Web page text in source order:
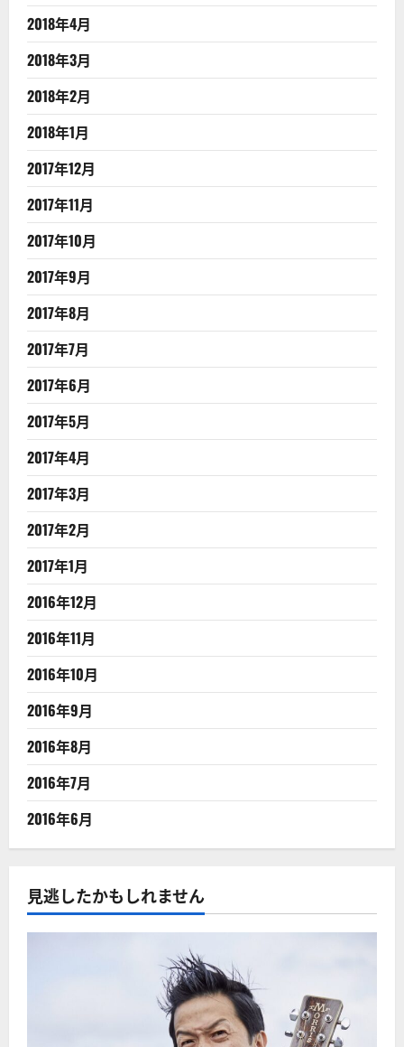
2018年4月
2018年3月
2018年2月
2018年1月
2017年12月
2017年11月
2017年10月
2017年9月
2017年8月
2017年7月
2017年6月
2017年5月
2017年4月
2017年3月
2017年2月
2017年1月
2016年12月
2016年11月
2016年10月
2016年9月
2016年8月
2016年7月
2016年6月
見逃したかもしれません